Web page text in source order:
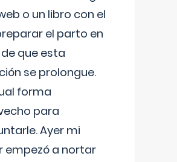
o un libro con el
el parto en
que esta
se prolongue.
forma
para
Ayer mi
empezó a nortar